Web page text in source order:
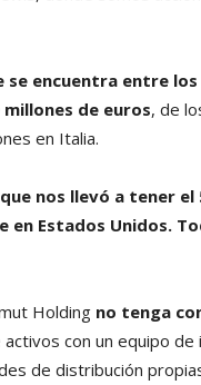
se encuentra entre
millones de euros, de
en Italia.
nos llevó a tener
Estados Unidos.
Holding no tenga
con un equipo de
de distribución